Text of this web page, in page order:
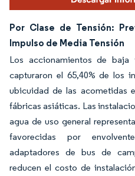
Por Clase de Tensión:
Impulso de Media Tensión
Los accionamientos de
capturaron el 65,40% de los
ubicuidad de las acometidas
fábricas asiáticas. Las
agua de uso general
favorecidas por
adaptadores de bus de
reducen el costo de